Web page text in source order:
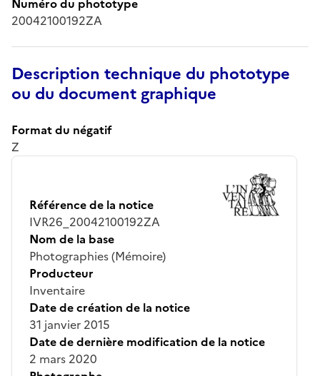
20042100192ZA
Description technique du phototype
ou du document graphique
Format du négatif
Z
Référence de la notice
IVR26_20042100192ZA
Nom de la base
Photographies (Mémoire)
Producteur
Inventaire
Date de création de la notice
31 janvier 2015
Date de dernière modification de la notice
2 mars 2020